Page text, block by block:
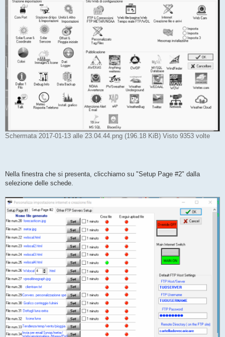
Schermata 2017-01-13 alle 23.04.44.png (196.18 KiB) Visto 9353 volte
Nella finestra che si presenta, clicchiamo su "Setup Page #2" dalla
selezione delle schede.